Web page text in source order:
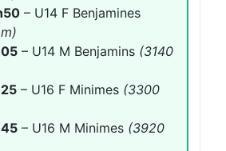
– U14 F Benjamines
– U14 M Benjamins (3140
– U16 F Minimes (3300
– U16 M Minimes (3920